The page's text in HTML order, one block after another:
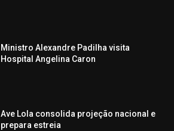
Ministro Alexandre Padilha visita
Hospital Angelina Caron
Ave Lola consolida projeção nacional e
prepara estreia